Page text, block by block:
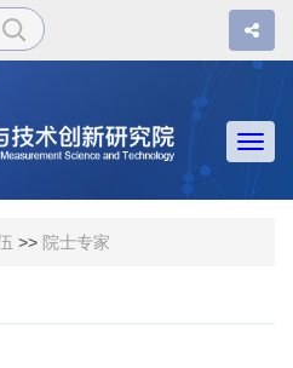
>> 院士专家